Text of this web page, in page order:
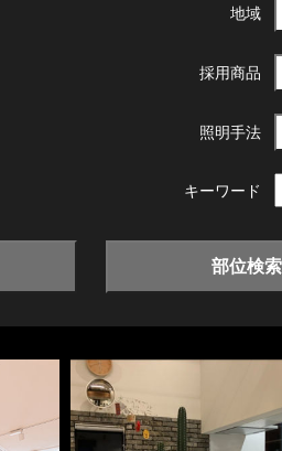
地域
採用商品
照明手法
キーワード
部位検索